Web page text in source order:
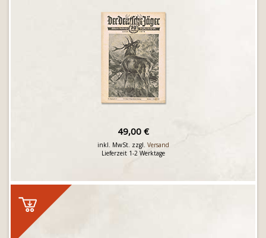
49,00 €
inkl. MwSt. zzgl. Versand
Lieferzeit 1-2 Werktage